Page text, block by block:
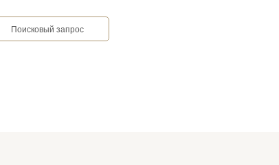
Поисковый запрос